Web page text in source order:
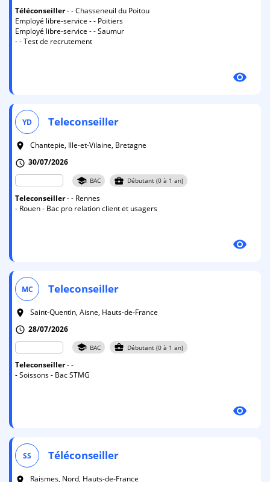
Téléconseiller- - Chasseneuil du Poitou
Employé libre-service - - Poitiers
Employé libre-service - - Saumur
- - Test de recrutement
visibility
YD Teleconseiller
room
Chantepie, Ille-et-Vilaine, Bretagne
schedule 30/07/2026
school BAC business_center Débutant (0 à 1 an)
Teleconseiller- - Rennes
- Rouen - Bac pro relation client et usagers
visibility
MC Teleconseiller
room
Saint-Quentin, Aisne, Hauts-de-France
schedule 28/07/2026
school BAC business_center Débutant (0 à 1 an)
Teleconseiller- -
- Soissons - Bac STMG
visibility
SS Téléconseiller
room
Raismes, Nord, Hauts-de-France